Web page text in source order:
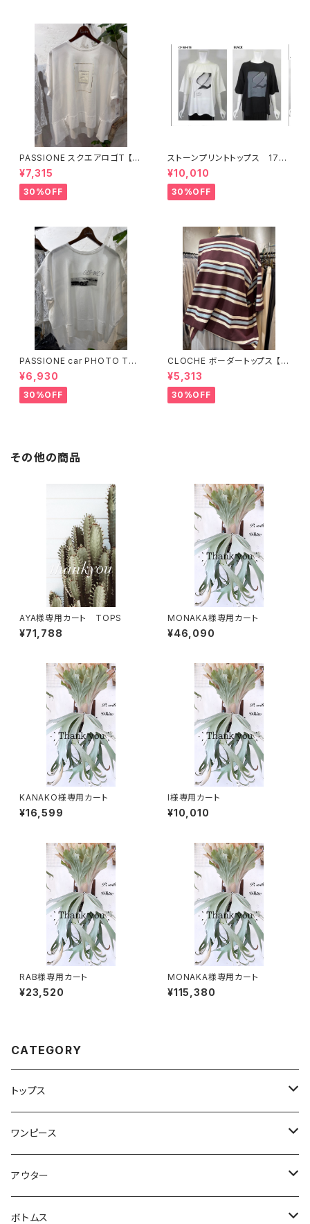
PASSIONE スクエアロゴT 【6
26938】
¥7,315
30%OFF
ストーンプリントトップス 176
34
¥10,010
30%OFF
PASSIONE car PHOTO Tシ
ャツ 【626939】
¥6,930
30%OFF
CLOCHE ボーダートップス 【6
12-85776】
¥5,313
30%OFF
その他の商品
AYA様専用カート TOPS
¥71,788
MONAKA様専用カート
¥46,090
KANAKO様専用カート
¥16,599
I様専用カート
¥10,010
RAB様専用カート
¥23,520
MONAKA様専用カート
¥115,380
CATEGORY
トップス
Tシャツ・カットソー
キャミソール・タンクトップ
シャツ・ブラウス
ワンピース
ミニ
ヒザ丈
アウター
ジャケット
ボトムス